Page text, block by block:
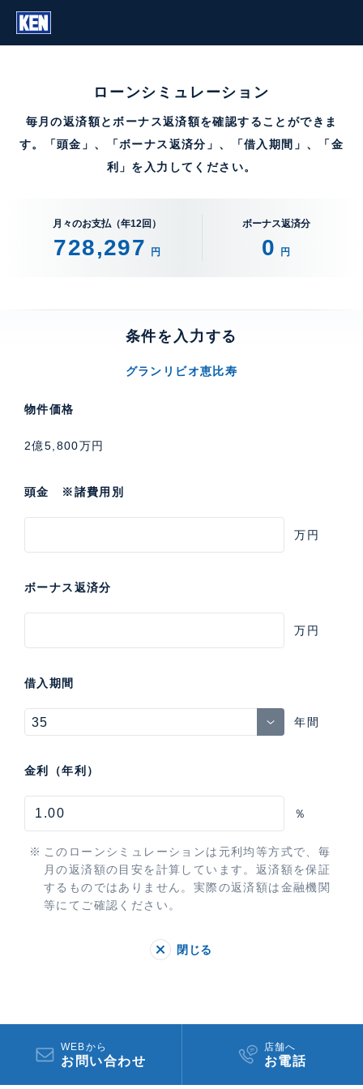
ローンシミュレーション
毎月の返済額とボーナス返済額を確認することができま
す。「頭金」、「ボーナス返済分」、「借入期間」、「金
利」を入力してください。
月々のお支払（年12回）
728,297 円
ボーナス返済分
0 円
条件を入力する
グランリビオ恵比寿
物件価格
2億5,800万円
頭金 ※諸費用別
万円
ボーナス返済分
万円
借入期間
年間
金利（年利）
％
このローンシミュレーションは元利均等方式で、毎
月の返済額の目安を計算しています。返済額を保証
するものではありません。実際の返済額は金融機関
等にてご確認ください。
閉じる
WEBから
お問い合わせ
店舗へ
お電話​